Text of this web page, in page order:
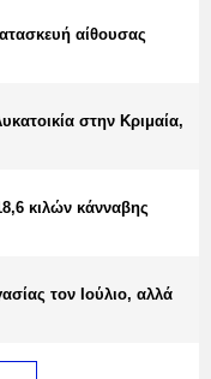
αίθουσας
στην Κριμαία,
κιλών κάνναβης
τον Ιούλιο, αλλά